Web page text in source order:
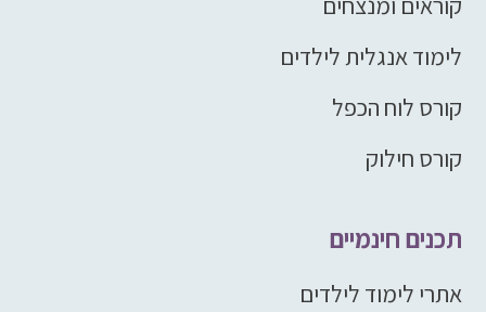
לימוד אנגלית לילדים
קורס לוח הכפל
קורס חילוק
תכנים חינמיים
אתרי לימוד לילדים